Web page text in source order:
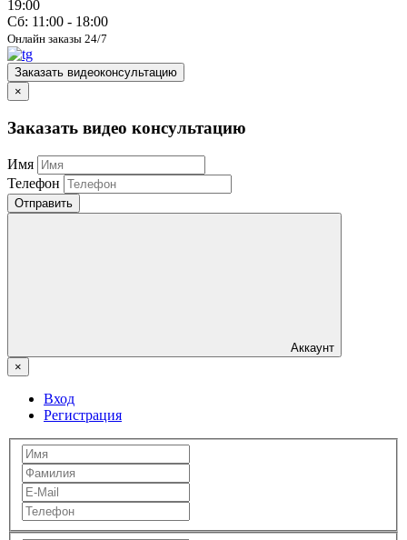
19:00
Сб: 11:00 - 18:00
Онлайн заказы 24/7
Заказать видеоконсультацию
×
Заказать видео консультацию
Имя
Телефон
Отправить
Аккаунт
×
Вход
Регистрация